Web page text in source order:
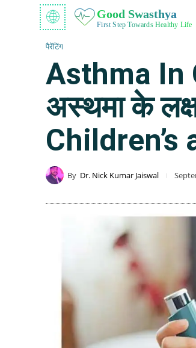
Good Swasthya
First Step Towards Healthy Life
पैरेंटिंग
Asthma In
अस्थमा के
By Dr. Nick Kumar Jaiswal